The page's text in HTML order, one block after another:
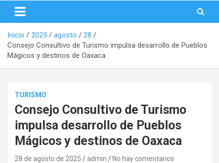
Inicio 2025 agosto
28
Consejo Consultivo de Turismo impulsa desarrollo de Pueblos
Mágicos y destinos de Oaxaca
TURISMO
Consejo Consultivo de Turismo
impulsa desarrollo de Pueblos
Mágicos y destinos de Oaxaca
28 de agosto de 2025 admin No hay comentarios